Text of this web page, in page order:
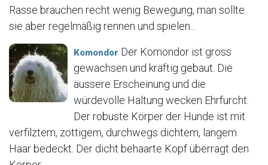
Rasse brauchen recht wenig Bewegung, man sollte
sie aber regelmäßig rennen und spielen...
Komondor Der Komondor ist gross
gewachsen und kräftig gebaut. Die
äussere Erscheinung und die
würdevolle Haltung wecken Ehrfurcht.
Der robuste Körper der Hunde ist mit
verfilztem, zottigem, durchwegs dichtem, langem
Haar bedeckt. Der dicht behaarte Kopf überragt den